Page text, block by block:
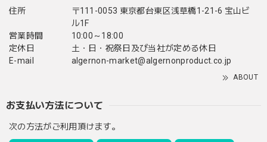
住所
〒111-0053 東京都台東区浅草橋1-21-6 宝山ビ
ル1F
営業時間
10:00～18:00
定休日
土・日・祝祭日及び当社が定める休日
E-mail
algernon-market@algernonproduct.co.jp
ABOUT
お支払い方法について
次の方法がご利用頂けます。